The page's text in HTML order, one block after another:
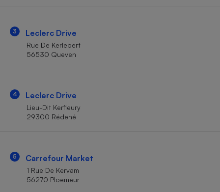
3 Leclerc Drive
Rue De Kerlebert
56530 Queven
4 Leclerc Drive
Lieu-Dit Kerfleury
29300 Rédené
5 Carrefour Market
1 Rue De Kervam
56270 Ploemeur